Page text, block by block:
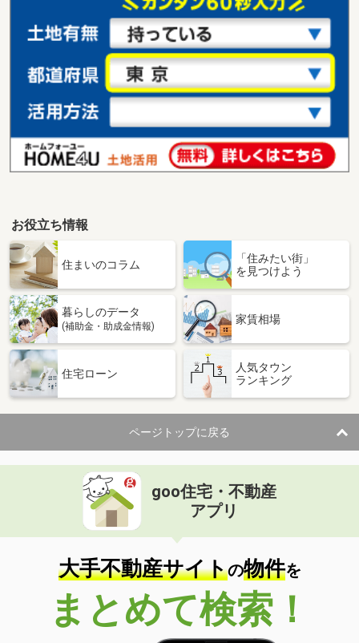
お役立ち情報
住まいのコラム
「住みたい街」
を見つけよう
暮らしのデータ
(補助金・助成金情報)
家賃相場
住宅ローン
人気タウン
ランキング
ページトップに戻る
goo住宅・不動産
アプリ
大手不動産サイトの物件を
まとめて検索！